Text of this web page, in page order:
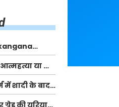
Viral
protestया कोई बड़ा राज?
में शादी के बाद
महिलाएं, किसने
की यूरिया